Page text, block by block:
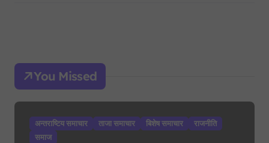
You Missed
अन्तराष्टिय समाचार ताजा समाचार बिशेष समाचार
राजनीति
समाज